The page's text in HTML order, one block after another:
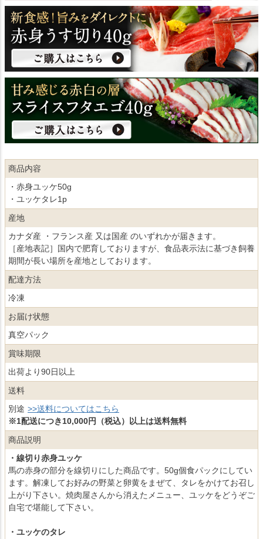
商品内容
・赤身ユッケ50g
・ユッケタレ1p
産地
カナダ産 ・フランス産 又は国産 のいずれかが届きます。
［産地表記］国内で肥育しておりますが、食品表示法に基づき飼養
期間が長い場所を産地としております。
配達方法
冷凍
お届け状態
真空パック
賞味期限
出荷より90日以上
送料
別途 >>送料についてはこちら
※1配送につき10,000円（税込）以上は送料無料
商品説明
・線切り赤身ユッケ
馬の赤身の部分を線切りにした商品です。50g個食パックにしてい
ます。解凍してお好みの野菜と卵黄をまぜて、タレをかけてお召し
上がり下さい。焼肉屋さんから消えたメニュー、ユッケをどうぞご
自宅で堪能して下さい。
・ユッケのタレ